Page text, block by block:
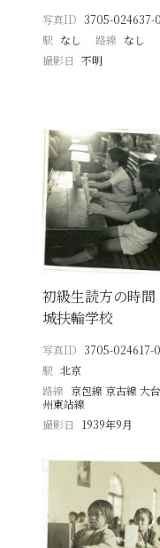
写真ID 3705-024637-0
駅 なし 路線 なし
撮影日
不明
初級生読方の時
城扶輪学校
写真ID 3705-024617-0
駅 北京
路線 京包線 京古線 大
州東站線
撮影日
1939年9月